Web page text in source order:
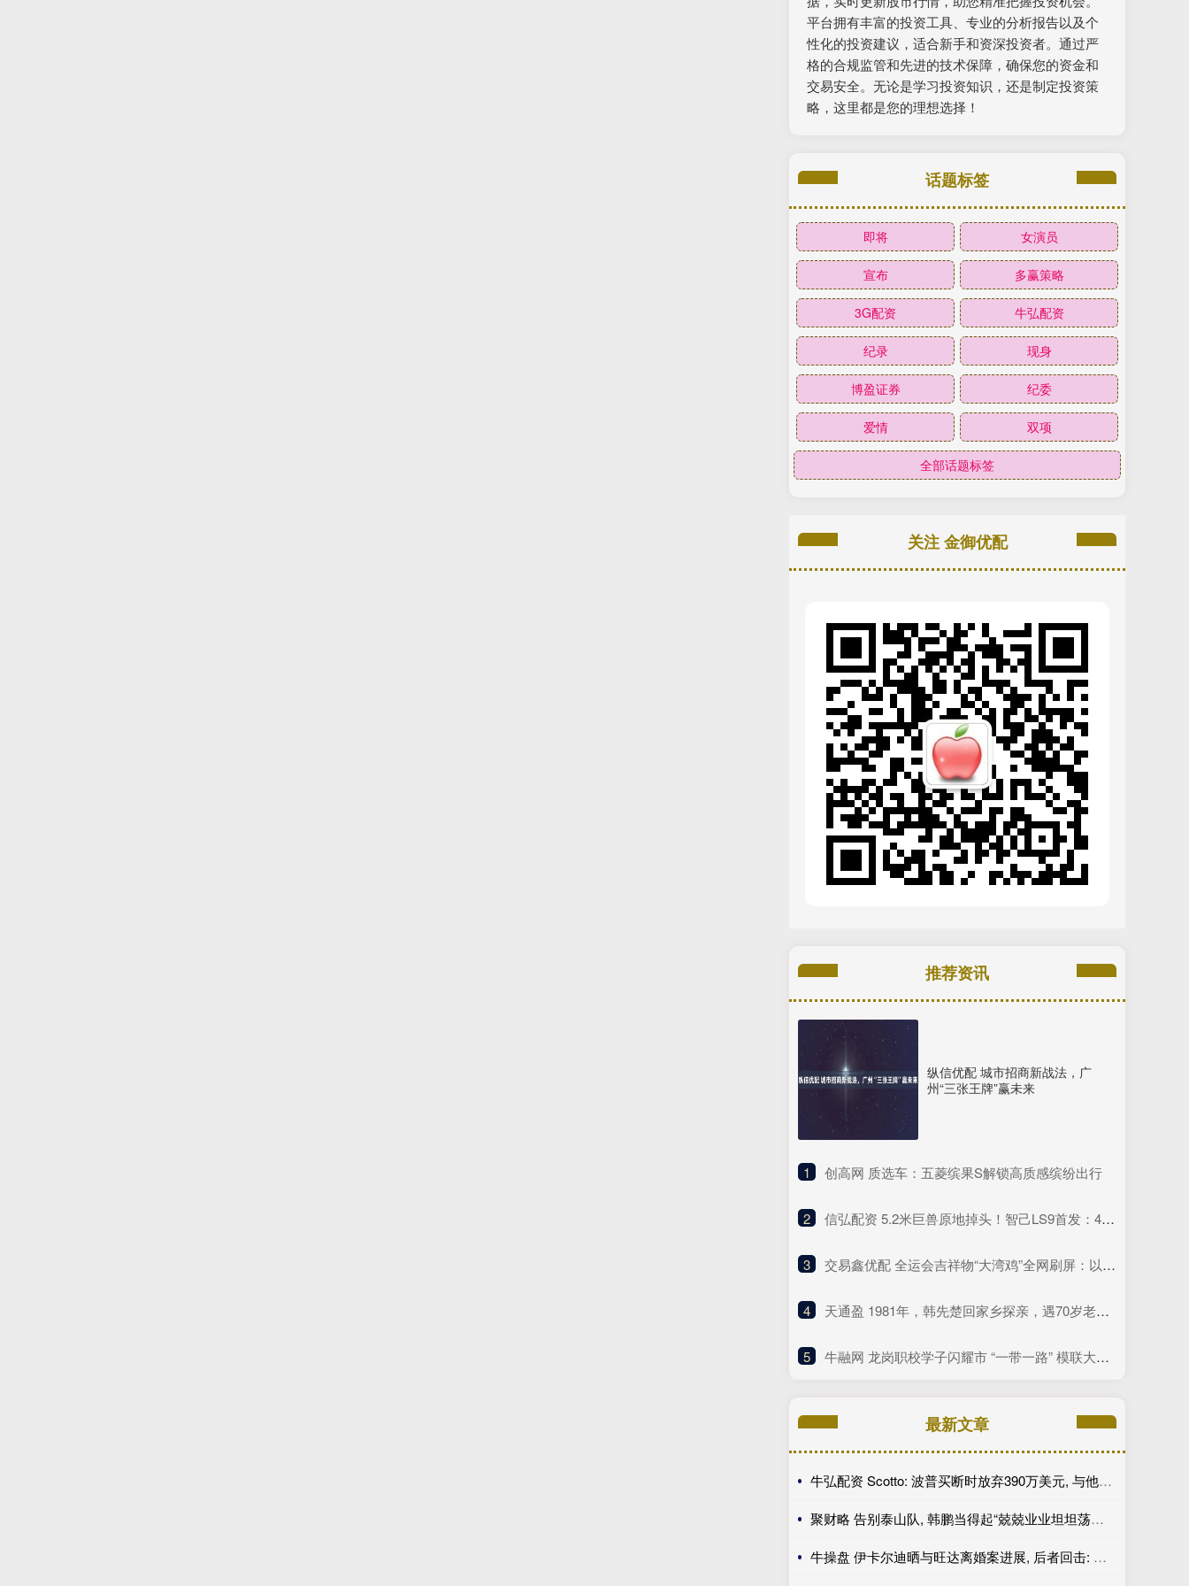
平台拥有丰富的投资工具、专业的分析报告以及个
性化的投资建议，适合新手和资深投资者。通过严
格的合规监管和先进的技术保障，确保您的资金和
交易安全。无论是学习投资知识，还是制定投资策
略，这里都是您的理想选择！
话题标签
即将 女演员
宣布 多赢策略
3G配资 牛弘配资
纪录 现身
博盈证券 纪委
爱情 双项
全部话题标签
关注 金御优配
推荐资讯
纵信优配 城市招商新战法，广
州“三张王牌”赢未来
1 ​创高网 质选车：五菱缤果S解锁高质感缤纷出行
2 ​信弘配资 5.2米巨兽原地掉头！智己LS9首发：402km纯电续航+线控黑科技
3 ​交易鑫优配 全运会吉祥物“大湾鸡”全网刷屏：以中华白海豚为原型
4 ​天通盈 1981年，韩先楚回家乡探亲，遇70岁老太太唤其乳名，泪水夺眶而出
5 ​牛融网 龙岗职校学子闪耀市 “一带一路” 模联大会 斩获优秀代表称号挺进决赛!
最新文章
牛弘配资 Scotto: 波普买断时放弃390万美元, 与他加盟76人年薪相同
聚财略 告别泰山队, 韩鹏当得起“兢兢业业坦坦荡荡”|体坛新声
牛操盘 伊卡尔迪晒与旺达离婚案进展, 后者回击: 宝贝, 找份工作吧